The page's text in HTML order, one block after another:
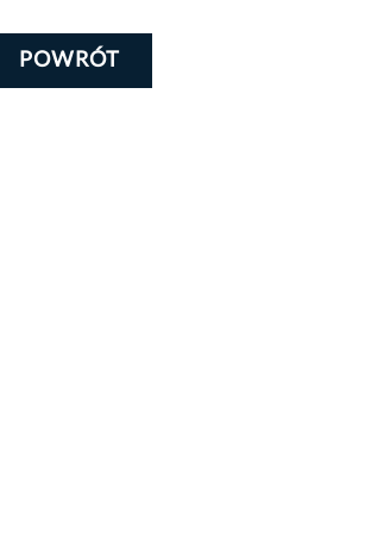
POWRÓT